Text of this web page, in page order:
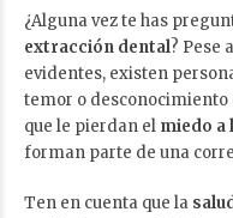
¿Alguna vez te has
extracción dental? Pese
evidentes, existen
temor o
que le pierdan el miedo a
forman parte de una
Ten en cuenta que la